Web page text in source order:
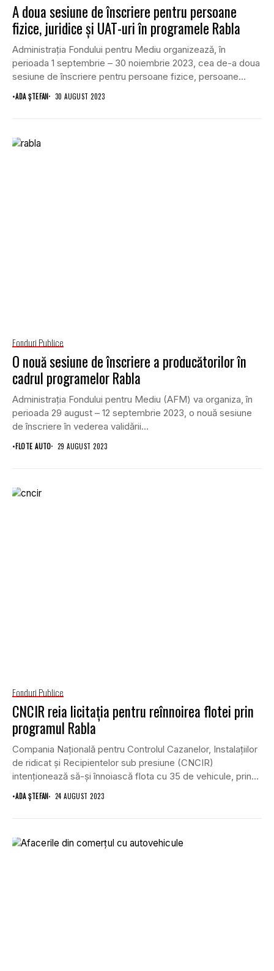
A doua sesiune de înscriere pentru persoane
fizice, juridice și UAT-uri în programele Rabla
Administrația Fondului pentru Mediu organizează, în
perioada 1 septembrie – 30 noiembrie 2023, cea de-a doua
sesiune de înscriere pentru persoane fizice, persoane...
•ADA ȘTEFAN 30 AUGUST 2023
Fonduri Publice
O nouă sesiune de înscriere a producătorilor în
cadrul programelor Rabla
Administrația Fondului pentru Mediu (AFM) va organiza, în
perioada 29 august – 12 septembrie 2023, o nouă sesiune
de înscriere în vederea validării...
•FLOTE AUTO 29 AUGUST 2023
Fonduri Publice
CNCIR reia licitația pentru reînnoirea flotei prin
programul Rabla
Compania Națională pentru Controlul Cazanelor, Instalațiilor
de ridicat și Recipientelor sub presiune (CNCIR)
intenționează să-și înnoiască flota cu 35 de vehicule, prin
Programul...
•ADA ȘTEFAN 24 AUGUST 2023